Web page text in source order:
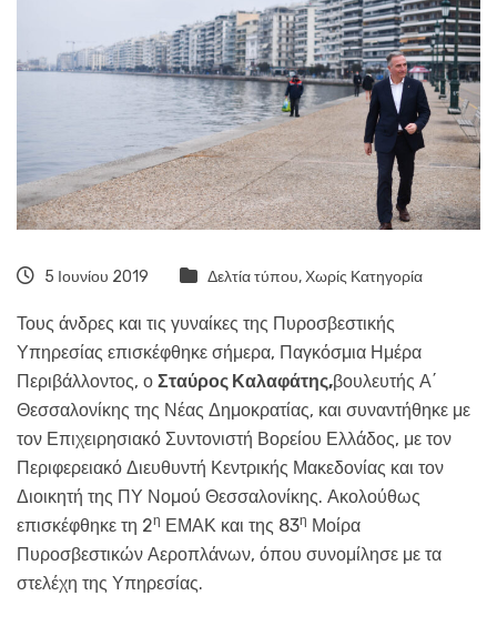
5 Ιουνίου 2019 Δελτία τύπου,Χωρίς Κατηγορία
Τους άνδρες και τις γυναίκες της Πυροσβεστικής
Υπηρεσίας επισκέφθηκε σήμερα, Παγκόσμια Ημέρα
Περιβάλλοντος, ο Σταύρος Καλαφάτης,βουλευτής Α΄
Θεσσαλονίκης της Νέας Δημοκρατίας, και συναντήθηκε με
τον Επιχειρησιακό Συντονιστή Βορείου Ελλάδος, με τον
Περιφερειακό Διευθυντή Κεντρικής Μακεδονίας και τον
Διοικητή της ΠΥ Νομού Θεσσαλονίκης. Ακολούθως
επισκέφθηκε τη 2η ΕΜΑΚ και της 83η Μοίρα
Πυροσβεστικών Αεροπλάνων, όπου συνομίλησε με τα
στελέχη της Υπηρεσίας.